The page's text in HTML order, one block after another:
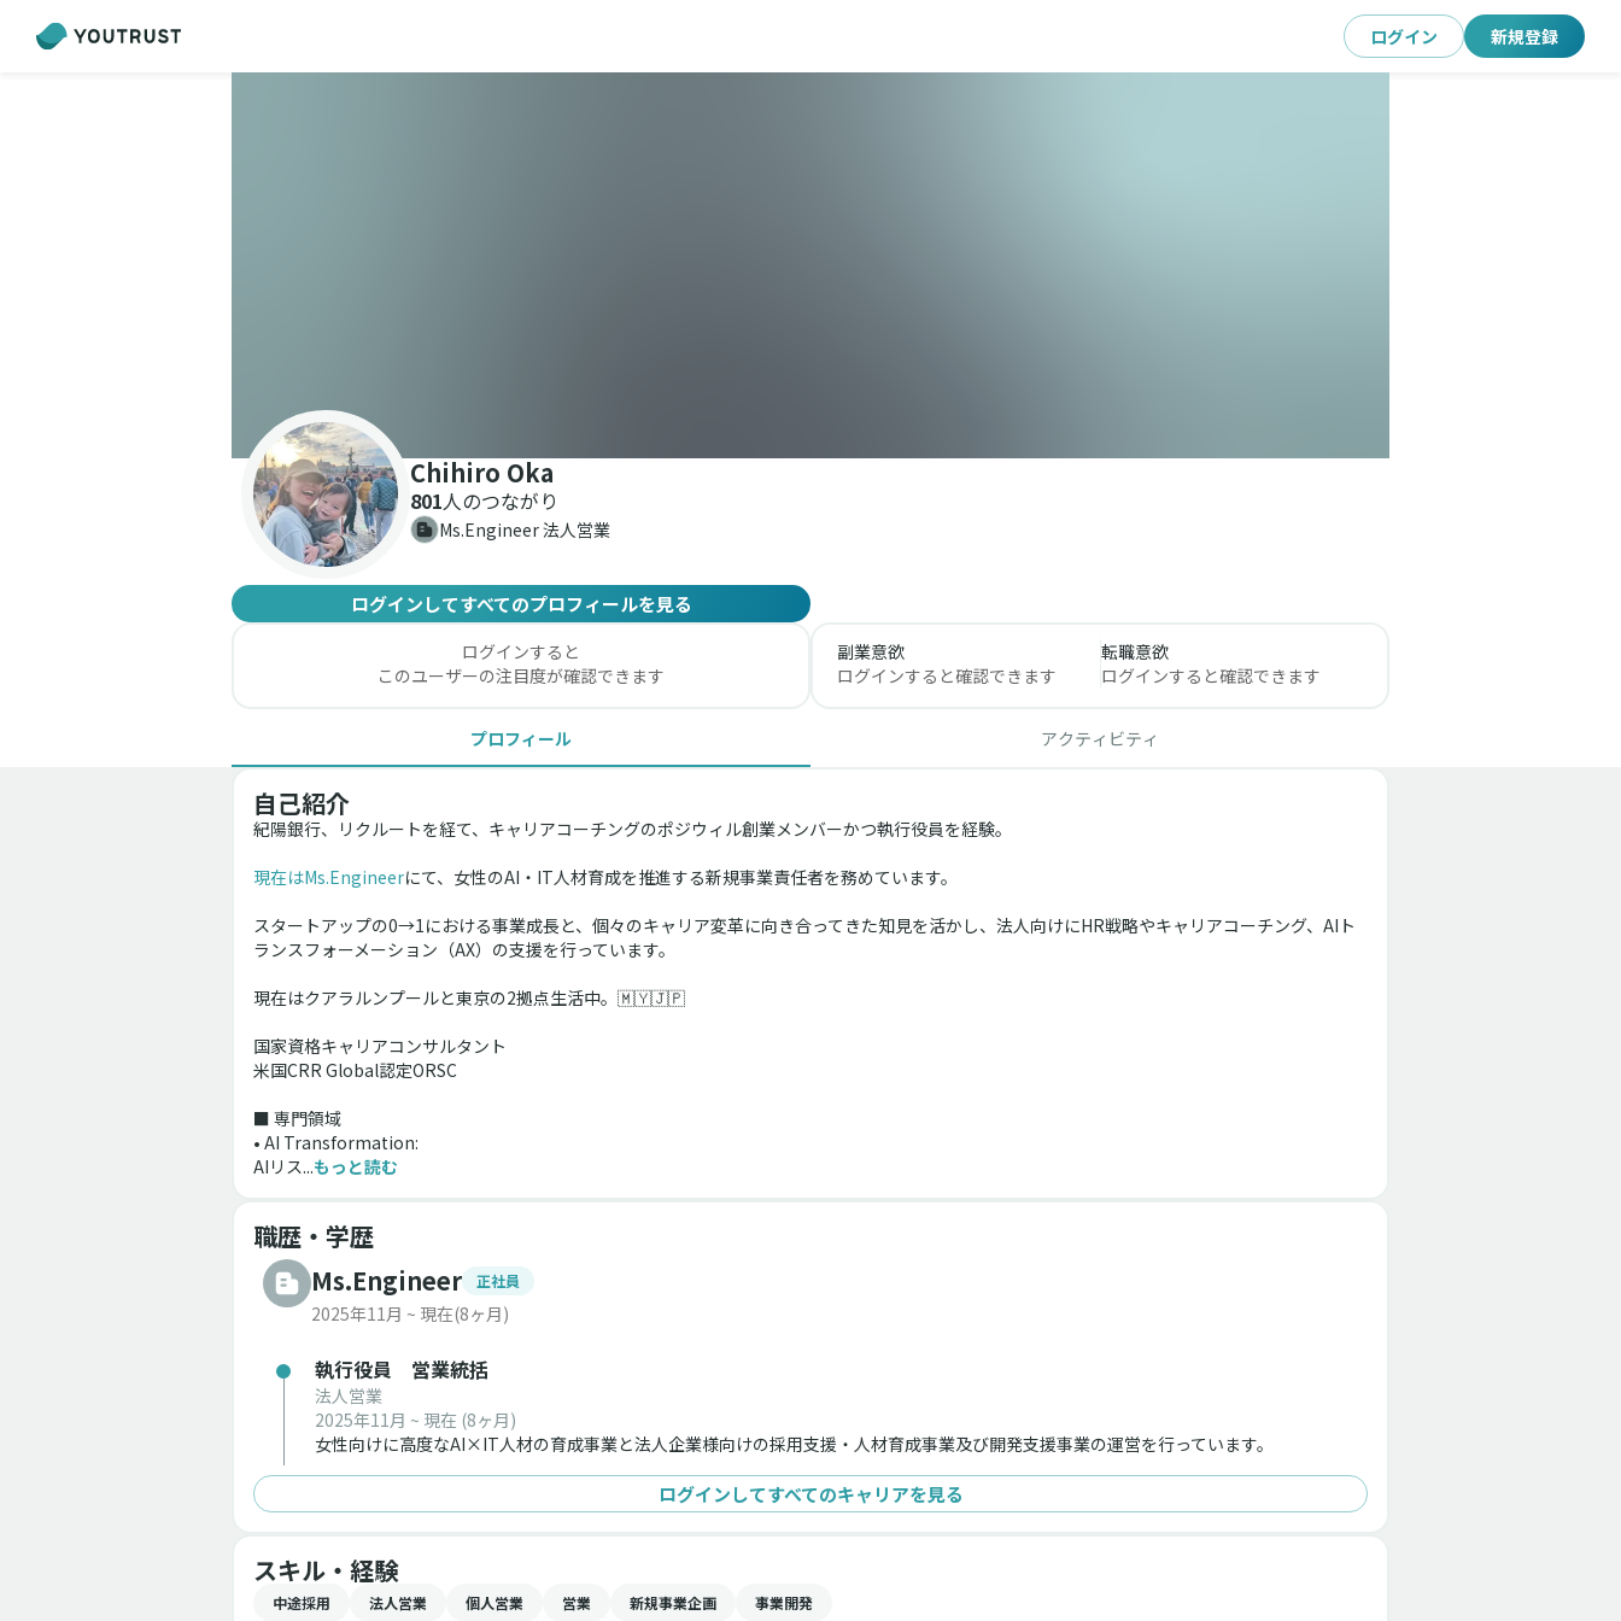
ログイン 新規登録
Chihiro Oka
801人のつながり
Ms.Engineer 法人営業
ログインしてすべてのプロフィールを見る
ログインすると
このユーザーの注目度が確認できます
副業意欲
ログインすると確認できます
転職意欲
ログインすると確認できます
プロフィール アクティビティ
自己紹介
紀陽銀行、リクルートを経て、キャリアコーチングのポジウィル創業メンバーかつ執行役員を経験。
現在はMs.Engineerにて、女性のAI・IT人材育成を推進する新規事業責任者を務めています。
スタートアップの0→1における事業成長と、個々のキャリア変革に向き合ってきた知見を活かし、法人向けにHR戦略やキャリアコーチング、AIト
ランスフォーメーション（AX）の支援を行っています。
現在はクアラルンプールと東京の2拠点生活中。🇲🇾🇯🇵
国家資格キャリアコンサルタント
米国CRR Global認定ORSC
■ 専門領域
• AI Transformation:
AIリス...もっと読む
職歴・学歴
Ms.Engineer
正社員
2025年11月 ~ 現在(8ヶ月)
執行役員 営業統括
法人営業
2025年11月 ~ 現在 (8ヶ月)
女性向けに高度なAI×IT人材の育成事業と法人企業様向けの採用支援・人材育成事業及び開発支援事業の運営を行っています。
ログインしてすべてのキャリアを見る
スキル・経験
中途採用 法人営業 個人営業 営業 新規事業企画 事業開発